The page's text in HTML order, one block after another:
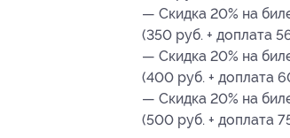
— Скидка 20% на
(350 руб. + доплата
— Скидка 20% на
(400 руб. + доплата
— Скидка 20% на
(500 руб. + доплата